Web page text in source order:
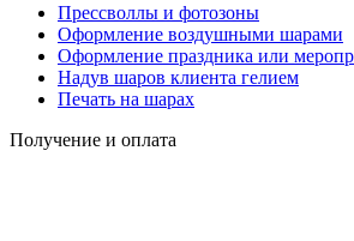
Прессволлы и фотозоны
Оформление воздушными шарами
Оформление праздника или
Надув шаров клиента гелием
Печать на шарах
Получение и оплата